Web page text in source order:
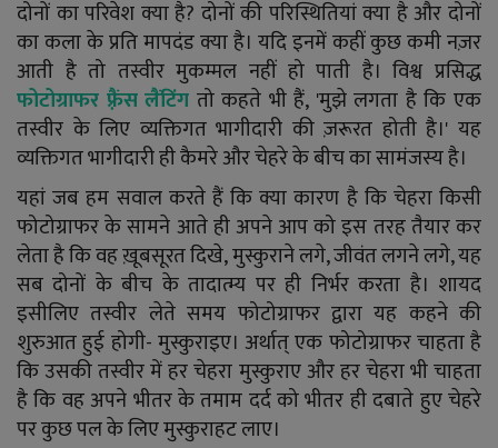
दोनों का परिवेश क्या है? दोनों की परिस्थितियां क्या है और दोनों
का कला के प्रति मापदंड क्या है। यदि इनमें कहीं कुछ कमी नज़र
आती है तो तस्वीर मुकम्मल नहीं हो पाती है। विश्व प्रसिद्ध
फोटोग्राफर फ़्रैंस लैंटिंग तो कहते भी हैं, 'मुझे लगता है कि एक
तस्वीर के लिए व्यक्तिगत भागीदारी की ज़रूरत होती है।' यह
व्यक्तिगत भागीदारी ही कैमरे और चेहरे के बीच का सामंजस्य है।
यहां जब हम सवाल करते हैं कि क्या कारण है कि चेहरा किसी
फोटोग्राफर के सामने आते ही अपने आप को इस तरह तैयार कर
लेता है कि वह ख़ूबसूरत दिखे, मुस्कुराने लगे, जीवंत लगने लगे, यह
सब दोनों के बीच के तादात्म्य पर ही निर्भर करता है। शायद
इसीलिए तस्वीर लेते समय फोटोग्राफर द्वारा यह कहने की
शुरुआत हुई होगी- मुस्कुराइए। अर्थात् एक फोटोग्राफर चाहता है
कि उसकी तस्वीर में हर चेहरा मुस्कुराए और हर चेहरा भी चाहता
है कि वह अपने भीतर के तमाम दर्द को भीतर ही दबाते हुए चेहरे
पर कुछ पल के लिए मुस्कुराहट लाए।